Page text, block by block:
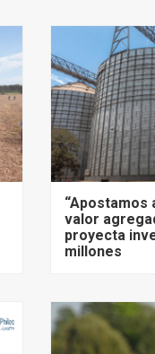
“Apostamos
valor
proyecta
millones